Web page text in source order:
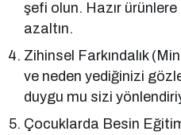
şefi olun. Hazır ürünlere
azaltın.
Zihinsel Farkındalık
ve neden yediğinizi
duygu mu sizi
Çocuklarda Besin